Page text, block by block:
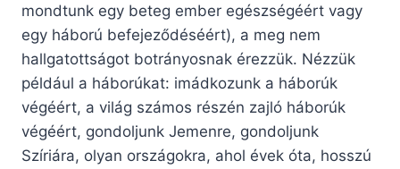
mondtunk egy beteg ember egészségéért vagy
egy háború befejeződéséért), a meg nem
hallgatottságot botrányosnak érezzük. Nézzük
például a háborúkat: imádkozunk a háborúk
végéért, a világ számos részén zajló háborúk
végéért, gondoljunk Jemenre, gondoljunk
Szíriára, olyan országokra, ahol évek óta, hosszú